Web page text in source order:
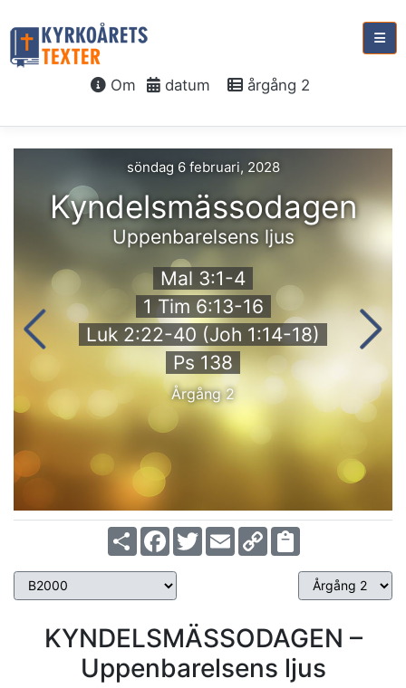
Om datum årgång 2
söndag 6 februari, 2028
Kyndelsmässodagen
Uppenbarelsens ljus
Mal 3:1-4
1 Tim 6:13-16
Luk 2:22-40 (Joh 1:14-18)
Ps 138
Årgång 2
ShareFacebook
TwitterEmailCopy
Link
KYNDELSMÄSSODAGEN –
Uppenbarelsens ljus